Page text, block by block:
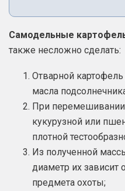
Самодельные
также несложно сделать:
Отварной
масла
При перемешивании
кукурузной или
плотной
Из полученной
диаметр их зависит
предмета охоты;